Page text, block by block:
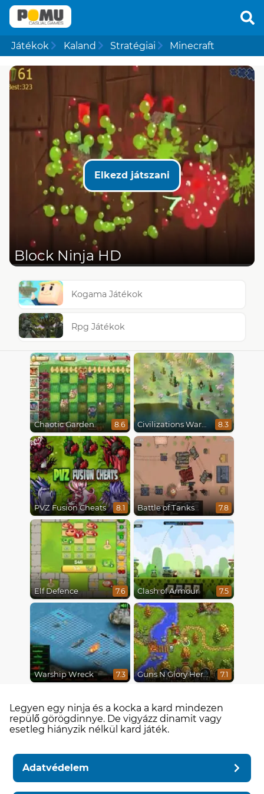
Játékok Kaland Stratégiai Minecraft
Elkezd játszani
Block Ninja HD
Kogama Játékok
Rpg Játékok
Chaotic Garden 8.6 Civilizations Wars Master Edition 8.3
PVZ Fusion Cheats 8.1 Battle of Tanks 7.8
Elf Defence 7.6 Clash of Armour 7.5
Warship Wreck 7.3 Guns N Glory Heroes 7.1
Legyen egy ninja és a kocka a kard mindezen
repülő görögdinnye. De vigyázz dinamit vagy
esetleg hiányzik nélkül kard játék.
Adatvédelem